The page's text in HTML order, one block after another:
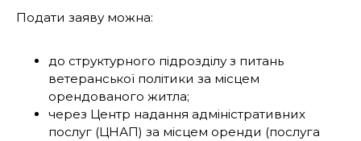
Подати заяву можна:
до структурного підрозділу з питань
ветеранської політики за місцем
орендованого житла;
через Центр надання адміністративних
послуг (ЦНАП) за місцем оренди (послуга